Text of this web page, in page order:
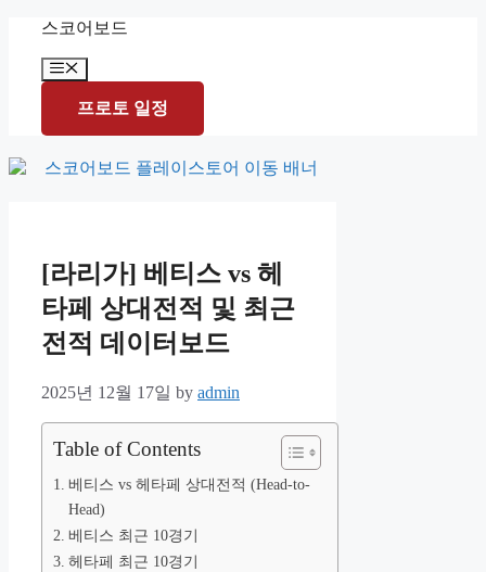
content
스코어보드
Menu
프로토 일정
[라리가] 베티스 vs 헤
타페 상대전적 및 최근
전적 데이터보드
2025년 12월 17일 by admin
Table of Contents
베티스 vs 헤타페 상대전적 (Head-to-
Head)
베티스 최근 10경기
헤타페 최근 10경기